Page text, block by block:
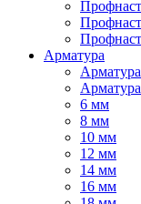
Арматура
6 мм
8 мм
10 мм
12 мм
14 мм
16 мм